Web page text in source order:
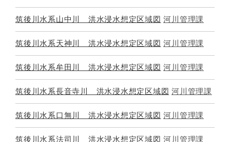
筑後川水系山中川 洪水浸水想定区域図 河川管理課
筑後川水系天神川 洪水浸水想定区域図 河川管理課
筑後川水系牟田川 洪水浸水想定区域図 河川管理課
筑後川水系長音寺川 洪水浸水想定区域図 河川管理課
筑後川水系口無川 洪水浸水想定区域図 河川管理課
筑後川水系法司川 洪水浸水想定区域図 河川管理課